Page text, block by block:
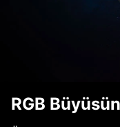
RGB